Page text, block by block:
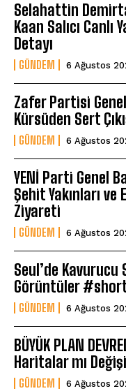
Selahattin
Kaan Salıcı Canlı
Detayı
GÜNDEM 6 Ağustos
Zafer Partisi
Kürsüden Sert
GÜNDEM 6 Ağustos
YENİ Parti Genel
Şehit Yakınları
Ziyareti
GÜNDEM 6 Ağustos
Seul’de Kavurucu
Görüntüler
GÜNDEM 6 Ağustos
BÜYÜK PLAN
Haritalar mı
GÜNDEM 6 Ağustos